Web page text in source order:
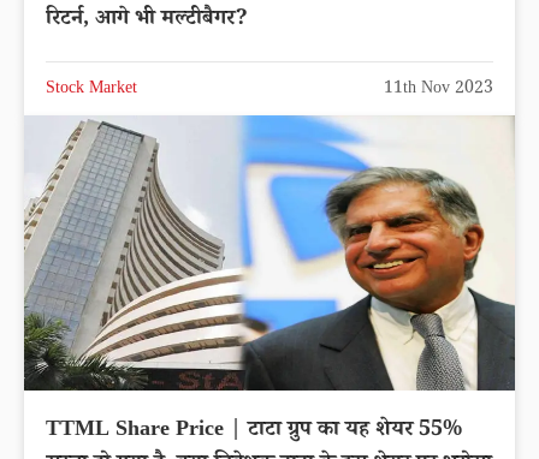
रिटर्न, आगे भी मल्टीबैगर?
Stock Market 11th Nov 2023
TTML Share Price | टाटा ग्रुप का यह शेयर 55%